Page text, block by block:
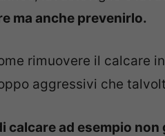
ma anche prevenirlo.
rimuovere il calcare
aggressivi che
calcare ad esempio